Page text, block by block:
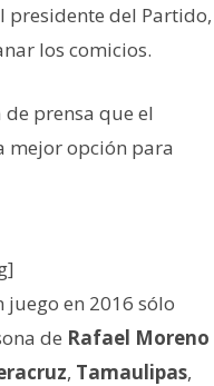
presidente del Partido,
los comicios.
prensa que el
mejor opción para
en 2016 sólo
de Rafael Moreno
, Tamaulipas,